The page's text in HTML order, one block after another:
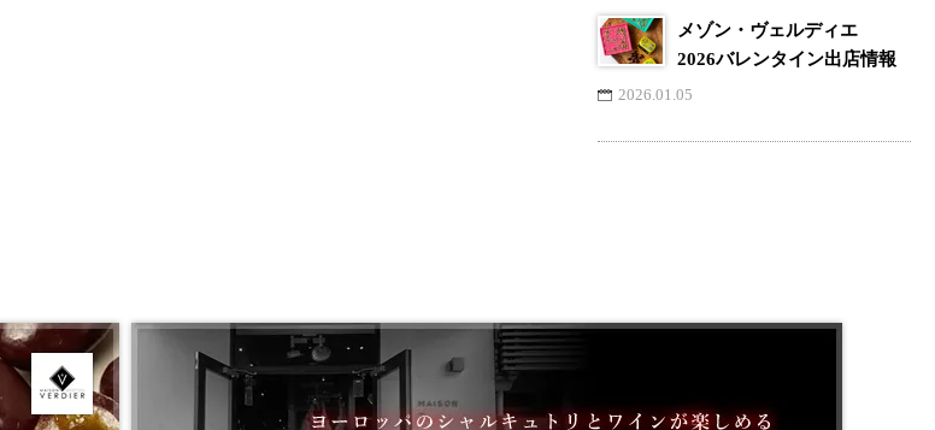
メゾン・ヴェルディエ
2026バレンタイン出店情報
2026.01.05